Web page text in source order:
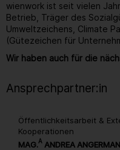
wienwork ist seit vielen
Betrieb, Träger des
Umweltzeichens, Climate
(Gütezeichen für
Wir haben auch für die
Ansprechpartner:in
Öffentlichkeitsarbeit &
Kooperationen
MAG.A ANDREA